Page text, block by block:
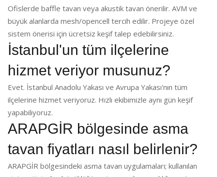
Ofislerde baffle tavan veya akustik tavan önerilir. AVM ve
büyük alanlarda mesh/opencell tercih edilir. Projeye özel
sistem önerisi için ücretsiz keşif talep edebilirsiniz.
İstanbul'un tüm ilçelerine
hizmet veriyor musunuz?
Evet. İstanbul Anadolu Yakası ve Avrupa Yakası'nın tüm
ilçelerine hizmet veriyoruz. Hızlı ekibimizle aynı gün keşif
yapabiliyoruz.
ARAPGİR bölgesinde asma
tavan fiyatları nasıl belirlenir?
ARAPGİR bölgesindeki asma tavan uygulamaları; kullanılan